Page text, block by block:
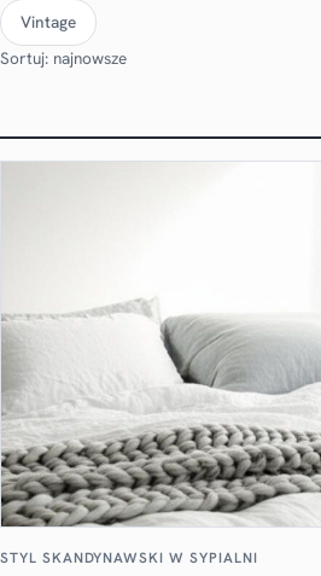
Vintage
Sortuj: najnowsze
STYL SKANDYNAWSKI W SYPIALNI